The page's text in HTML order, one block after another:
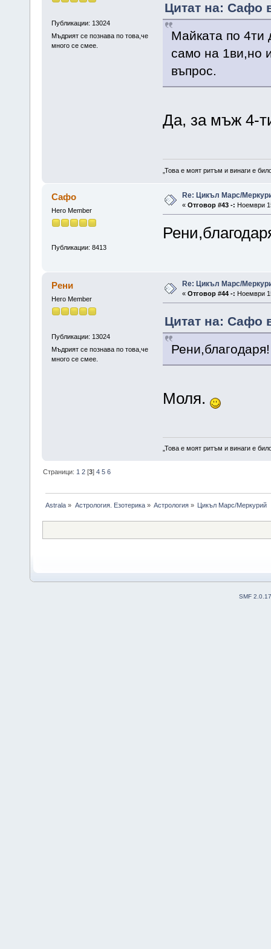
Публикации: 13024
Мъдрият се познава по това,че
много се смее.
Цитат на: Сафо
Майката по 4ти
само на 1ви,но
въпрос.
Да, за мъж 4-
„Това е моят ритъм и винаги е
Сафо
Hero Member
Публикации: 8413
Re: Цикъл Марс/
« Отговор #43 -: Ноември
Рени
Hero Member
Публикации: 13024
Мъдрият се познава по това,че
много се смее.
Re: Цикъл Марс/
« Отговор #44 -: Ноември
Цитат на: Сафо
Рени,благодаря!
Моля.
„Това е моят ритъм и винаги е
Страници: 1 2 [3]4 5 6
Astrala » Астрология. Езотерика» Астрология» Цикъл Марс/Меркурий
SMF 2.0.17